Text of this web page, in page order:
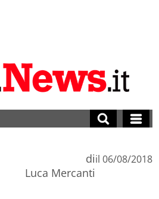
di
Luca Mercanti
il 06/08/2018